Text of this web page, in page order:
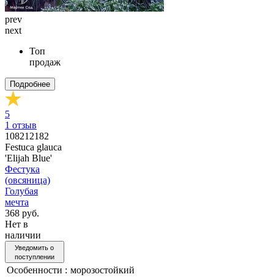
prev
next
Топ
продаж
Подробнее
5
1 отзыв
108212182
Festuca glauca
'Elijah Blue'
Фестука
(овсяница)
Голубая
мечта
368 руб.
Нет в
наличии
Уведомить о
поступлении
Особенности : морозостойкий